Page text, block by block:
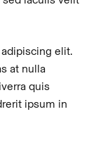
elit.
at nulla
quis
ipsum in